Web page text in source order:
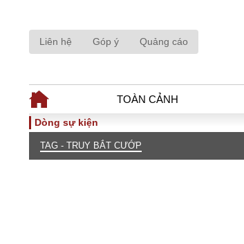
Liên hệ Góp ý Quảng cáo
TOÀN CẢNH
TOÀN CẢNH
Dòng sự kiện
TAG - TRUY BẮT CƯỚP